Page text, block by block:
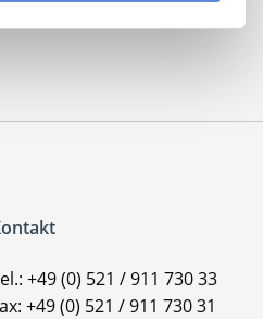
+49 (0) 521 / 911 730 33
+49 (0) 521 / 911 730 31